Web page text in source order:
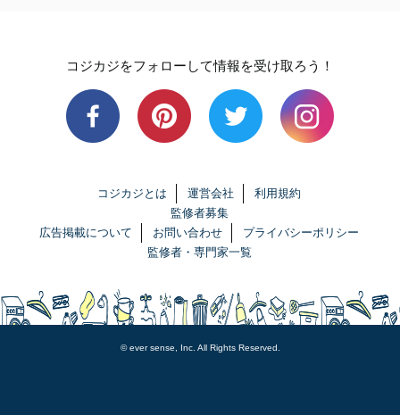
コジカジをフォローして情報を受け取ろう！
コジカジとは 運営会社
利用規約
監修者募集
広告掲載について
お問い合わせ
プライバシーポリシー
監修者・専門家一覧
© ever sense, Inc. All Rights Reserved.